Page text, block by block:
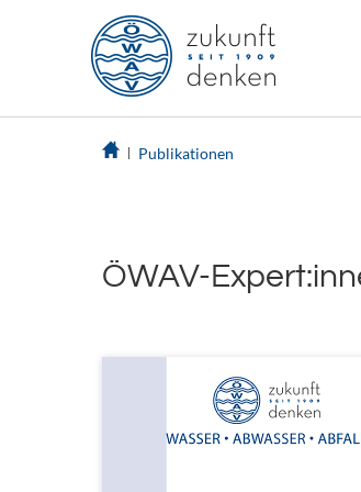
Publikationen
ÖWAV-